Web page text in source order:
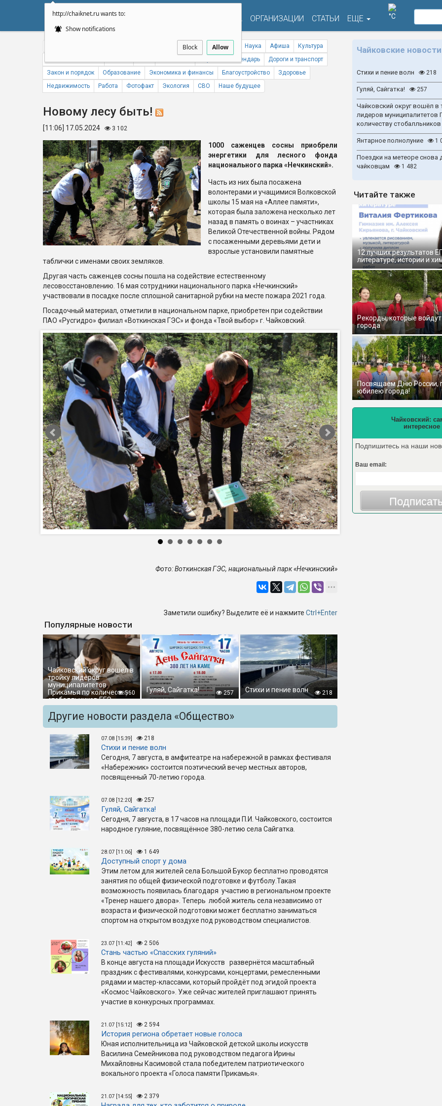
http://chaiknet.ru wants to:
Show notifications
Block Allow
АФИША ОРГАНИЗАЦИИ СТАТЬИ ЕЩЕ °C
Спорт Происшествия Наука Афиша
Культура
Народный календарь
Дороги и транспорт
Закон и порядок
Образование Экономика и финансы Благоустройство
Здоровье
Недвижимость
Работа Фотофакт Экология СВО Наше будущее
Новому лесу быть!
[11:06] 17.05.2024 3 102
1000 саженцев сосны приобрели
энергетики для лесного фонда
национального парка «Нечкинский».
Часть из них была посажена
волонтерами и учащимися Волковской
школы 15 мая на «Аллее памяти»,
которая была заложена несколько лет
назад в память о воинах – участниках
Великой Отечественной войны. Рядом
с посаженными деревьями дети и
взрослые установили памятные
таблички с именами своих земляков.
Другая часть саженцев сосны пошла на содействие естественному
лесовосстановлению. 16 мая сотрудники национального парка «Нечкинский»
участвовали в посадке после сплошной санитарной рубки на месте пожара 2021 года.
Посадочный материал, отметили в национальном парке, приобретен при содействии
ПАО «Русгидро» филиал «Воткинская ГЭС» и фонда «Твой выбор» г. Чайковский.
Фото: Воткинская ГЭС, национальный парк «Нечкинский»
Заметили ошибку? Выделите её и нажмите Ctrl+Enter
Популярные новости
Чайковский округ вошёл в
тройку лидеров
муниципалитетов
Прикамья по количеству
стобалльников ЕГЭ
560 Гуляй, Сайгатка! 257 Стихи и пение волн 218
Другие новости раздела «Общество»
07.08 [15:39] 218
Стихи и пение волн
Сегодня, 7 августа, в амфитеатре на набережной в рамках фестиваля
«Набережник» состоится поэтический вечер местных авторов,
посвященный 70-летию города.
07.08 [12:20] 257
Гуляй, Сайгатка!
Сегодня, 7 августа, в 17 часов на площади П.И. Чайковского, состоится
народное гуляние, посвящённое 380-летию села Сайгатка.
28.07 [11:06] 1 649
Доступный спорт у дома
Этим летом для жителей села Большой Букор бесплатно проводятся
занятия по общей физической подготовке и футболу.Такая
возможность появилась благодаря участию в региональном проекте
«Тренер нашего двора». Теперь любой житель села независимо от
возраста и физической подготовки может бесплатно заниматься
спортом на открытом воздухе под руководством специалистов.
23.07 [11:42] 2 506
Стань частью «Спасских гуляний»
В конце августа на площади Искусств развернётся масштабный
праздник с фестивалями, конкурсами, концертами, ремесленными
рядами и мастер-классами, который пройдёт под эгидой проекта
«Космос Чайковского». Уже сейчас жителей приглашают принять
участие в конкурсных программах.
21.07 [15:12] 2 594
История региона обретает новые голоса
Юная исполнительница из Чайковской детской школы искусств
Василина Семейникова под руководством педагога Ирины
Михайловны Касимовой стала победителем патриотического
вокального проекта «Голоса памяти Прикамья».
21.07 [14:55] 2 379
Чайковские новости
Стихи и пение волн 218
Гуляй, Сайгатка! 257
Чайковский округ вошёл в
лидеров муниципалитетов
количеству
Янтарное полнолуние 1
Поездки на метеоре снова
чайковцам
1 482
Читайте также
12 лучших результатов
литературе, истории и
Рекорды, которые
города
Посвящаем Дню России,
юбилею города!
Чайковский:
интересное
Подпишитесь на наши
Ваш email: